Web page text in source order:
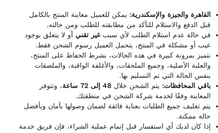
القاهرة والجيزة والإسكندرية: يمكن للعميل معاينة المنتج بالكامل
قبل الدفع والاستلام للتأكد من مطابقته للطلب ومن حالته.
في حالة عدم استلام الطلب لأي سببغير تقني أو لا يتعلق بوجود
عيب أو مشكلة في المنتج، يتحمل العميل رسوم الشحن فقط.
نتميز بمرونة كبيرة في هذه الحالات، بشرط الحفاظ على المنتج،
والعلبة الأصلية، وجميع الملحقات، والأغلفة الواقية، والملصقات
بنفس الحالة التي تم التسليم بها.
باقي المحافظات: يتم الشحن خلال 48 إلى 72 ساعة
، وتتوفر
المعاينة وفقًا لخدمة شركة الشحن في منطقتك.
يتم تغليف جميع الطلبات بعناية فائقة لضمان وصولها بأمان وبأفضل
حالة ممكنة.
إذا كان لديك أي استفسار قبل إتمام عملية الشراء، فإن فريق خدمة